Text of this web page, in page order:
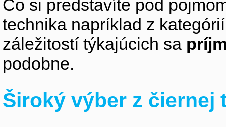
Čo si predstavíte pod
technika napríklad z
záležitostí týkajúcich sa
podobne.
Široký výber z čiernej